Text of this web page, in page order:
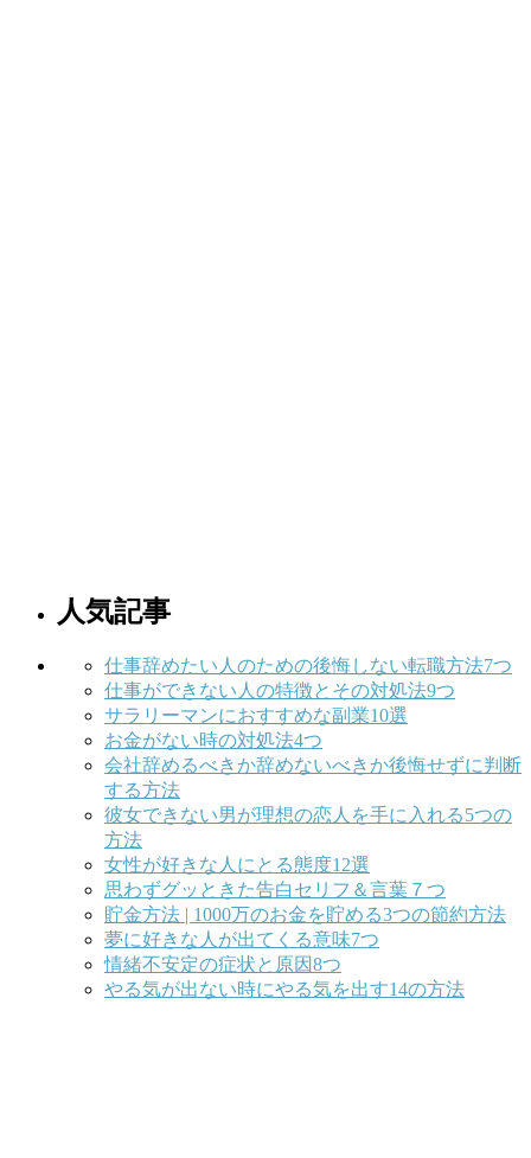
人気記事
仕事辞めたい人のための後悔しない転職方法7つ
仕事ができない人の特徴とその対処法9つ
サラリーマンにおすすめな副業10選
お金がない時の対処法4つ
会社辞めるべきか辞めないべきか後悔せずに判断
する方法
彼女できない男が理想の恋人を手に入れる5つの
方法
女性が好きな人にとる態度12選
思わずグッときた告白セリフ＆言葉７つ
貯金方法 | 1000万のお金を貯める3つの節約方法
夢に好きな人が出てくる意味7つ
情緒不安定の症状と原因8つ
やる気が出ない時にやる気を出す14の方法